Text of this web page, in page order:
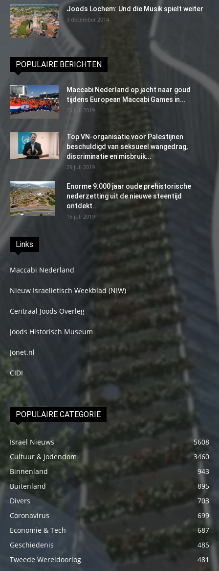
Joods Lochem: Und die Musik spielt weiter
3 december 2014
POPULAIRE BERICHTEN
Maccabi Nederland op jacht naar goud
tijdens European Maccabi Games in...
29 juli 2019
Top VN-organisatie voor Palestijnen
beschuldigd van seksueel wangedrag,
discriminatie en misbruik...
29 juli 2019
Enorme 9.000 jaar oude prehistorische
nederzetting uit de nieuwe steentijd
ontdekt...
16 juli 2019
Links
Maccabi Nederland
Nieuw Israelietisch Weekblad (NIW)
Centraal Joods Overleg
Joods Historisch Museum
Jonet.nl
CIDI
POPULAIRE CATEGORIE
Israël Nieuws
5608
Cultuur & Jodendom
3460
Binnenland
943
Buitenland
895
Divers
703
Coronavirus
699
Economie & Tech
687
Geschiedenis
485
Tweede Wereldoorlog
481